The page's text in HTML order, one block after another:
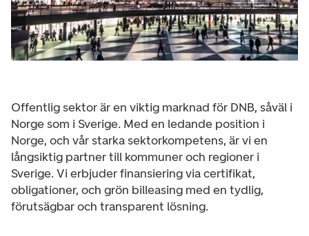
Offentlig sektor är en viktig marknad för DNB, såväl i
Norge som i Sverige. Med en ledande position i
Norge, och vår starka sektorkompetens, är vi en
långsiktig partner till kommuner och regioner i
Sverige. Vi erbjuder finansiering via certifikat,
obligationer, och grön billeasing med en tydlig,
förutsägbar och transparent lösning.